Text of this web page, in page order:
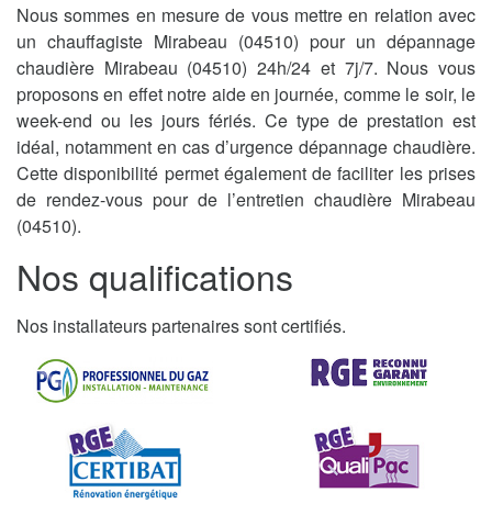
Nous sommes en mesure de vous mettre en relation avec
un chauffagiste Mirabeau (04510) pour un dépannage
chaudière Mirabeau (04510) 24h/24 et 7j/7. Nous vous
proposons en effet notre aide en journée, comme le soir, le
week-end ou les jours fériés. Ce type de prestation est
idéal, notamment en cas d’urgence dépannage chaudière.
Cette disponibilité permet également de faciliter les prises
de rendez-vous pour de l’entretien chaudière Mirabeau
(04510).
Nos qualifications
Nos installateurs partenaires sont certifiés.